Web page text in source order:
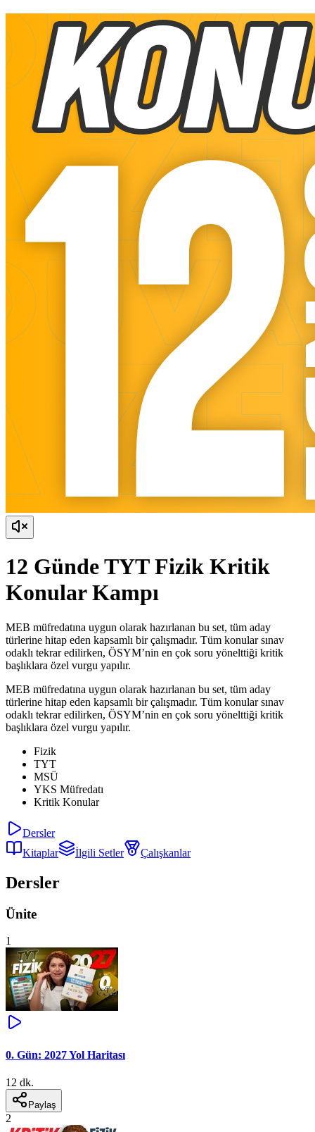
12 Günde TYT Fizik Kritik
Konular Kampı
MEB müfredatına uygun olarak hazırlanan bu set, tüm aday
türlerine hitap eden kapsamlı bir çalışmadır. Tüm konular sınav
odaklı tekrar edilirken, ÖSYM’nin en çok soru yönelttiği kritik
başlıklara özel vurgu yapılır.
MEB müfredatına uygun olarak hazırlanan bu set, tüm aday
türlerine hitap eden kapsamlı bir çalışmadır. Tüm konular sınav
odaklı tekrar edilirken, ÖSYM’nin en çok soru yönelttiği kritik
başlıklara özel vurgu yapılır.
Fizik
TYT
MSÜ
YKS Müfredatı
Kritik Konular
Dersler
Kitaplar
İlgili Setler Çalışkanlar
Dersler
Ünite
1
0. Gün: 2027 Yol Haritası
12 dk.
Paylaş
2